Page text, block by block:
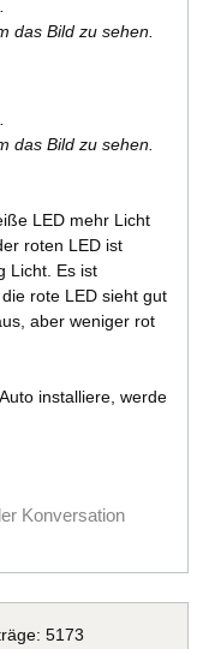
das Bild zu sehen.
das Bild zu sehen.
LED mehr Licht
roten LED ist
Licht. Es ist
rote LED sieht gut
aber weniger rot
installiere, werde
Konversation
5173